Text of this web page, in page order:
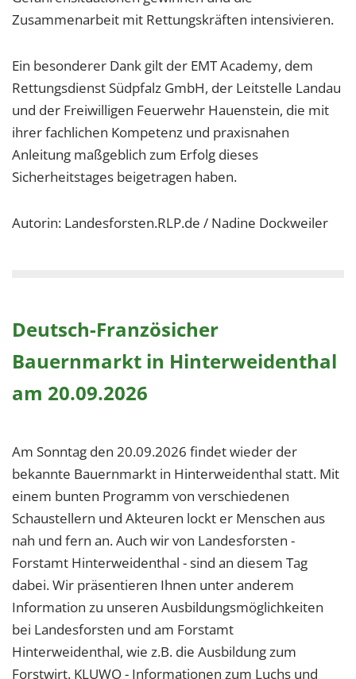
Zusammenarbeit mit Rettungskräften intensivieren.
Ein besonderer Dank gilt der EMT Academy, dem
Rettungsdienst Südpfalz GmbH, der Leitstelle Landau
und der Freiwilligen Feuerwehr Hauenstein, die mit
ihrer fachlichen Kompetenz und praxisnahen
Anleitung maßgeblich zum Erfolg dieses
Sicherheitstages beigetragen haben.
Autorin: Landesforsten.RLP.de / Nadine Dockweiler
Deutsch-Französicher
Bauernmarkt in Hinterweidenthal
am 20.09.2026
Am Sonntag den 20.09.2026 findet wieder der
bekannte Bauernmarkt in Hinterweidenthal statt. Mit
einem bunten Programm von verschiedenen
Schaustellern und Akteuren lockt er Menschen aus
nah und fern an. Auch wir von Landesforsten -
Forstamt Hinterweidenthal - sind an diesem Tag
dabei. Wir präsentieren Ihnen unter anderem
Information zu unseren Ausbildungsmöglichkeiten
bei Landesforsten und am Forstamt
Hinterweidenthal, wie z.B. die Ausbildung zum
Forstwirt. KLUWO - Informationen zum Luchs und